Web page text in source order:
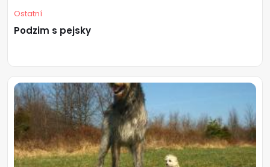
Ostatní
Podzim s pejsky